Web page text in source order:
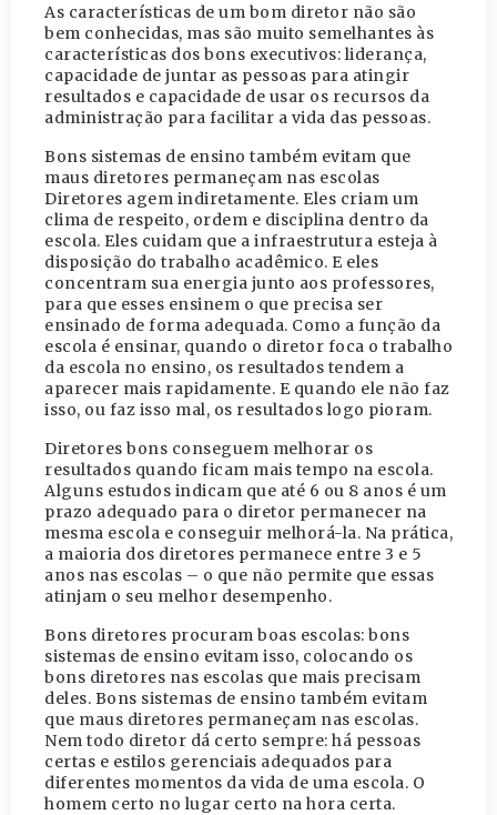
As características de um bom diretor não são
bem conhecidas, mas são muito semelhantes às
características dos bons executivos: liderança,
capacidade de juntar as pessoas para atingir
resultados e capacidade de usar os recursos da
administração para facilitar a vida das pessoas.
Bons sistemas de ensino também evitam que
maus diretores permaneçam nas escolas
Diretores agem indiretamente. Eles criam um
clima de respeito, ordem e disciplina dentro da
escola. Eles cuidam que a infraestrutura esteja à
disposição do trabalho acadêmico. E eles
concentram sua energia junto aos professores,
para que esses ensinem o que precisa ser
ensinado de forma adequada. Como a função da
escola é ensinar, quando o diretor foca o trabalho
da escola no ensino, os resultados tendem a
aparecer mais rapidamente. E quando ele não faz
isso, ou faz isso mal, os resultados logo pioram.
Diretores bons conseguem melhorar os
resultados quando ficam mais tempo na escola.
Alguns estudos indicam que até 6 ou 8 anos é um
prazo adequado para o diretor permanecer na
mesma escola e conseguir melhorá-la. Na prática,
a maioria dos diretores permanece entre 3 e 5
anos nas escolas – o que não permite que essas
atinjam o seu melhor desempenho.
Bons diretores procuram boas escolas: bons
sistemas de ensino evitam isso, colocando os
bons diretores nas escolas que mais precisam
deles. Bons sistemas de ensino também evitam
que maus diretores permaneçam nas escolas.
Nem todo diretor dá certo sempre: há pessoas
certas e estilos gerenciais adequados para
diferentes momentos da vida de uma escola. O
homem certo no lugar certo na hora certa.